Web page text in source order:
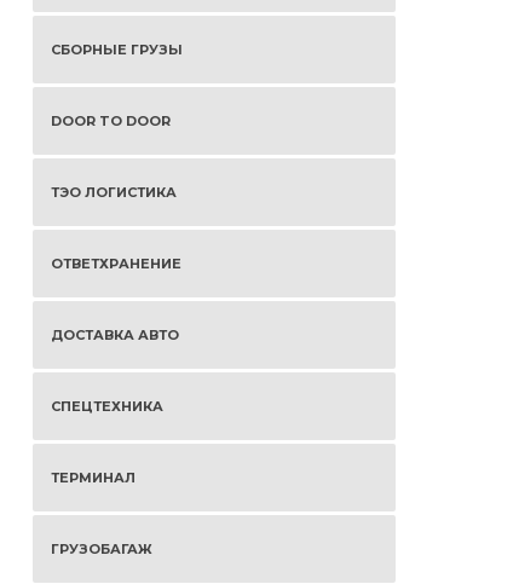
СБОРНЫЕ ГРУЗЫ
DOOR TO DOOR
ТЭО ЛОГИСТИКА
ОТВЕТХРАНЕНИЕ
ДОСТАВКА АВТО
СПЕЦТЕХНИКА
ТЕРМИНАЛ
ГРУЗОБАГАЖ